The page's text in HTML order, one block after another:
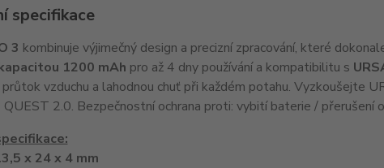
specifikace
3 kombinuje výjimečný design a precizní zpracování, které
1200 mAh pro až 4 dny používání a kompatibilitu s
vzduchu a lahodnou chuť při každém potahu. Vyzkoušejte
2.0. Bezpečnostní ochrana proti: vybití baterie / přerušení
x 24 x 4 mm